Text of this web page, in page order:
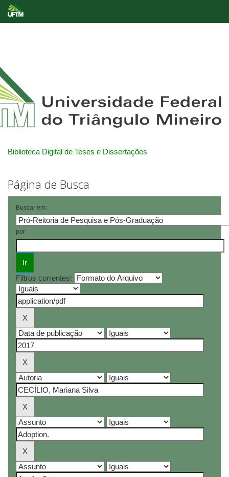
Biblioteca Digital de Teses e Dissertações
Página de Busca
Buscar em:
por
Filtros correntes: